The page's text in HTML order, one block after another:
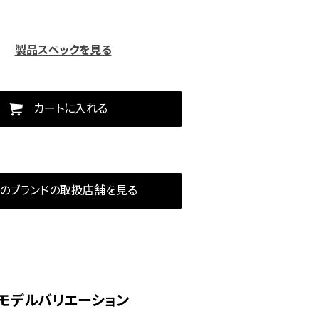
製品スペックを見る
カートに入れる
ブランドの取扱店舗を見る
デルバリエーション